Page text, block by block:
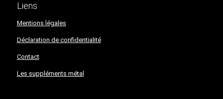
Liens
Mentions légales
Déclaration de confidentialité​​​​​​​
Contact
Les suppléments métal